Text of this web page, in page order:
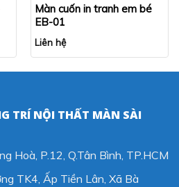
Màn cuốn in tranh em bé
EB-01
Liên hệ
TRÍ NỘI THẤT MÀN SÀI
Hoà, P.12, Q.Tân Bình, TP.HCM
TK4, Ấp Tiền Lân, Xã Bà